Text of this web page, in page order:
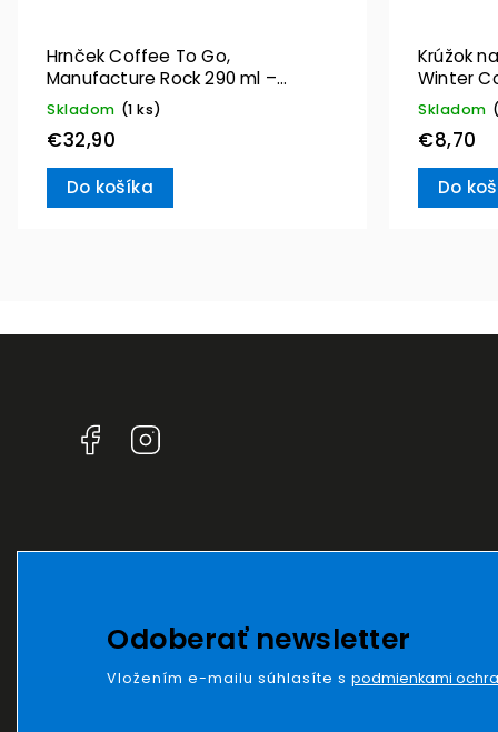
Hrnček Coffee To Go,
Manufacture Rock 290 ml –
Villeroy & Boch
Skladom (1 ks)
€32,90
Do košíka
Krúžok
Winter
Villeroy
Skladom
€8,70
Do
Facebook
Odoberať newsletter
Vložením e-mailu súhlasíte s podmienkami